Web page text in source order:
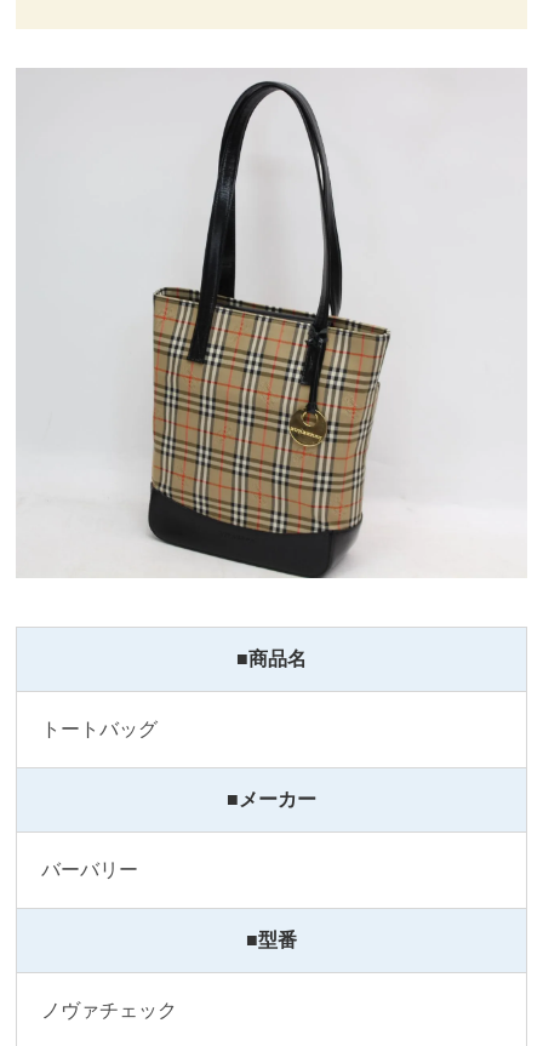
■商品名
トートバッグ
■メーカー
バーバリー
■型番
ノヴァチェック